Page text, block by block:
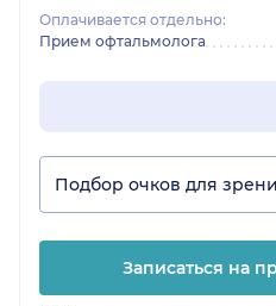
Оплачивается отдельно:
Прием офтальмолога
Подбор очков для
Записаться на